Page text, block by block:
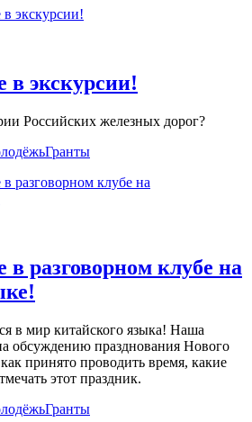
в экскурсии!
Российских железных дорог?
разговорном клубе на
в мир китайского языка! Наша
обсуждению празднования Нового
принято проводить время, какие
этот праздник.